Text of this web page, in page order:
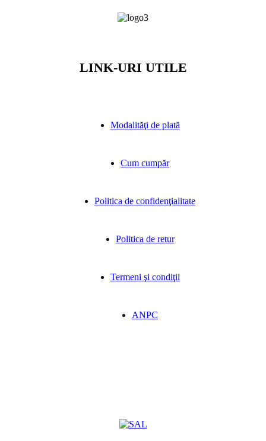
LINK-URI UTILE
Modalităţi de plată
Cum cumpăr
Politica de confidenţialitate
Politica de retur
Termeni şi condiţii
ANPC